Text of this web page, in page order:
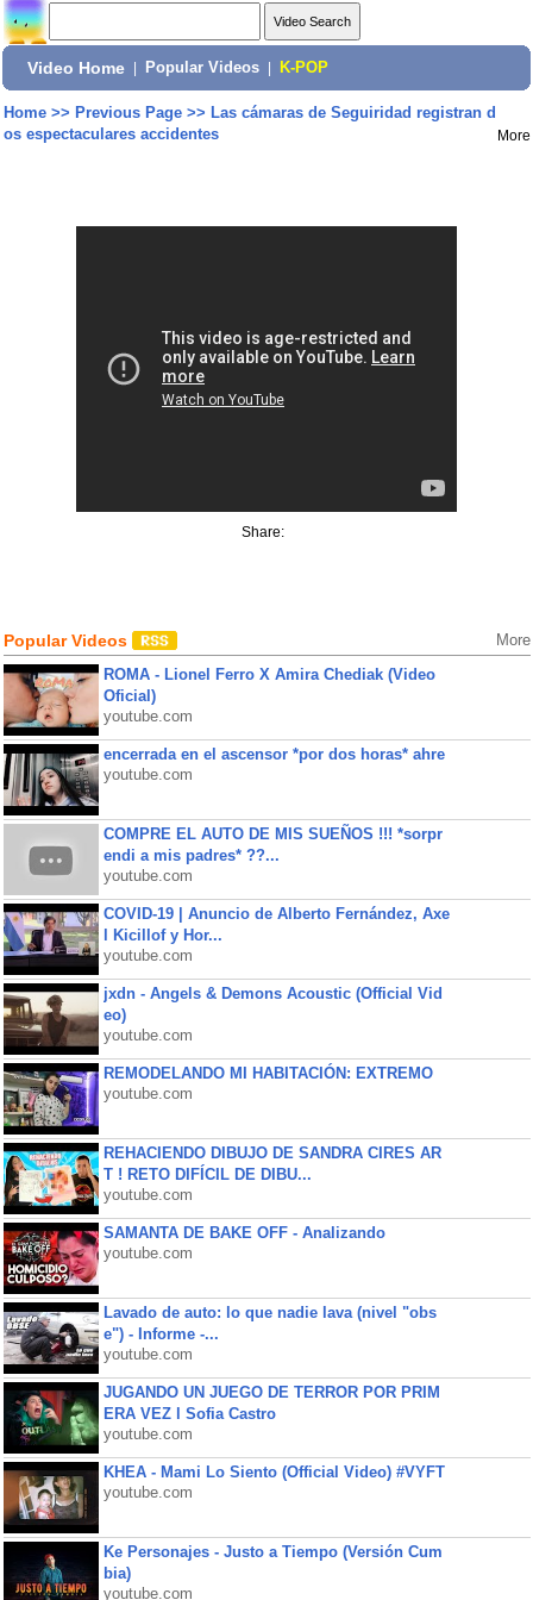
Video Home Popular Videos K-POP
Home>> Previous Page>> Las cámaras de Seguiridad registran d
os espectaculares accidentes
More
Share:
Popular Videos More
ROMA - Lionel Ferro X Amira Chediak (Video
Oficial)
youtube.com
encerrada en el ascensor *por dos horas* ahre
youtube.com
COMPRE EL AUTO DE MIS SUEÑOS !!! *sorpr
endi a mis padres* ??...
youtube.com
COVID-19 | Anuncio de Alberto Fernández, Axe
l Kicillof y Hor...
youtube.com
jxdn - Angels & Demons Acoustic (Official Vid
eo)
youtube.com
REMODELANDO MI HABITACIÓN: EXTREMO
youtube.com
REHACIENDO DIBUJO DE SANDRA CIRES AR
T ! RETO DIFÍCIL DE DIBU...
youtube.com
SAMANTA DE BAKE OFF - Analizando
youtube.com
Lavado de auto: lo que nadie lava (nivel "obs
e") - Informe -...
youtube.com
JUGANDO UN JUEGO DE TERROR POR PRIM
ERA VEZ l Sofia Castro
youtube.com
KHEA - Mami Lo Siento (Official Video) #VYFT
youtube.com
Ke Personajes - Justo a Tiempo (Versión Cum
bia)
youtube.com